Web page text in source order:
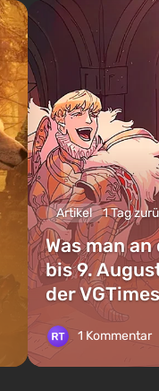
Artikel 1 Tag
Was man
bis 9.
der
1 Kommentar